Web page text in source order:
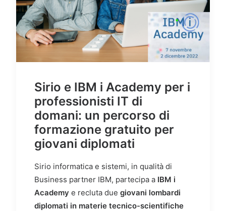
Sirio e IBM i Academy per i
professionisti IT di
domani: un percorso di
formazione gratuito per
giovani diplomati
Sirio informatica e sistemi, in qualità di
Business partner IBM, partecipa a IBM i
Academy e recluta due giovani lombardi
diplomati in materie tecnico-scientifiche